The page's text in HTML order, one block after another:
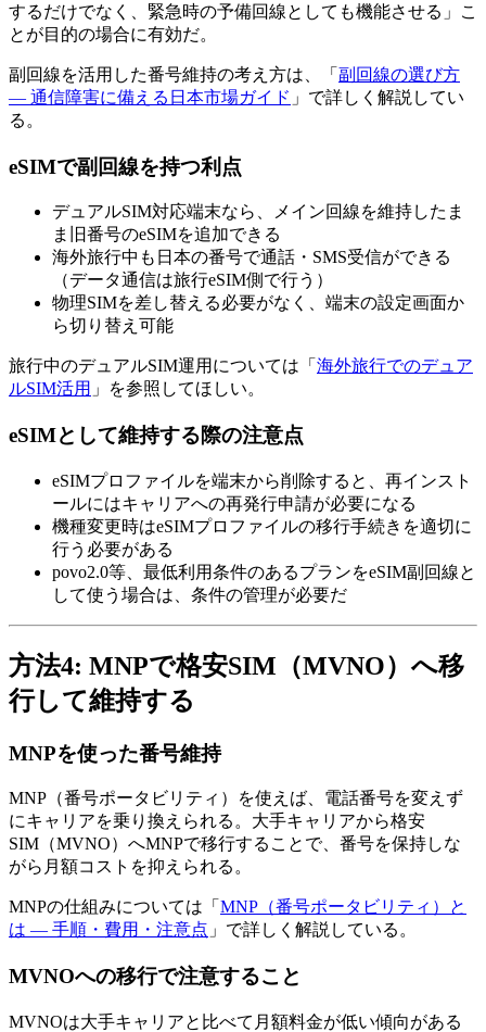
するだけでなく、緊急時の予備回線としても機能させる」こ
とが目的の場合に有効だ。
副回線を活用した番号維持の考え方は、「 副回線の選び方
— 通信障害に備える日本市場ガイド 」で詳しく解説してい
る。
eSIMで副回線を持つ利点
デュアルSIM対応端末なら、メイン回線を維持したま
ま旧番号のeSIMを追加できる
海外旅行中も日本の番号で通話・SMS受信ができる
（データ通信は旅行eSIM側で行う）
物理SIMを差し替える必要がなく、端末の設定画面か
ら切り替え可能
旅行中のデュアルSIM運用については「 海外旅行でのデュア
ルSIM活用 」を参照してほしい。
eSIMとして維持する際の注意点
eSIMプロファイルを端末から削除すると、再インスト
ールにはキャリアへの再発行申請が必要になる
機種変更時はeSIMプロファイルの移行手続きを適切に
行う必要がある
povo2.0等、最低利用条件のあるプランをeSIM副回線と
して使う場合は、条件の管理が必要だ
方法4: MNPで格安SIM（MVNO）へ移
行して維持する
MNPを使った番号維持
MNP（番号ポータビリティ）を使えば、電話番号を変えず
にキャリアを乗り換えられる。大手キャリアから格安
SIM（MVNO）へMNPで移行することで、番号を保持しな
がら月額コストを抑えられる。
MNPの仕組みについては「 MNP（番号ポータビリティ）と
は — 手順・費用・注意点 」で詳しく解説している。
MVNOへの移行で注意すること
MVNOは大手キャリアと比べて月額料金が低い傾向がある